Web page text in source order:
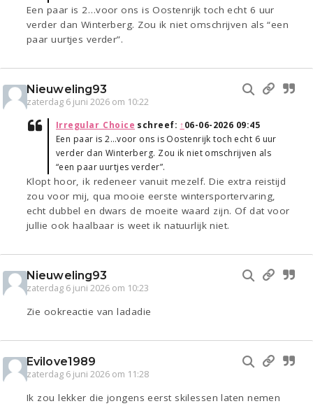
Een paar is 2…voor ons is Oostenrijk toch echt 6 uur
verder dan Winterberg. Zou ik niet omschrijven als “een
paar uurtjes verder”.
Nieuweling93
zaterdag 6 juni 2026 om 10:22
Irregular_Choice schreef: ↑06-06-2026 09:45
Een paar is 2…voor ons is Oostenrijk toch echt 6 uur
verder dan Winterberg. Zou ik niet omschrijven als
“een paar uurtjes verder”.
Klopt hoor, ik redeneer vanuit mezelf. Die extra reistijd
zou voor mij, qua mooie eerste wintersportervaring,
echt dubbel en dwars de moeite waard zijn. Of dat voor
jullie ook haalbaar is weet ik natuurlijk niet.
Nieuweling93
zaterdag 6 juni 2026 om 10:23
Zie ookreactie van ladadie
Evilove1989
zaterdag 6 juni 2026 om 11:28
Ik zou lekker die jongens eerst skilessen laten nemen